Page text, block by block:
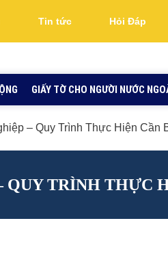
Tin tức Hỏi Đáp
GIẤY TỜ CHO NGƯỜI NƯỚC
– Quy Trình Thực Hiện Cần
TRÌNH THỰC